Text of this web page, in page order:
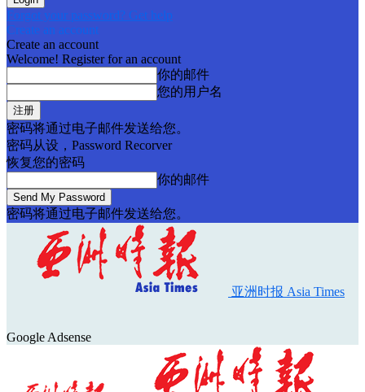
Forgot your password? Get help
Create an account
Create an account
Welcome! Register for an account
你的邮件
您的用户名
密码将通过电子邮件发送给您。
密码从设，Password Recorver
恢复您的密码
你的邮件
密码将通过电子邮件发送给您。
亚洲时报 Asia Times
Google Adsense